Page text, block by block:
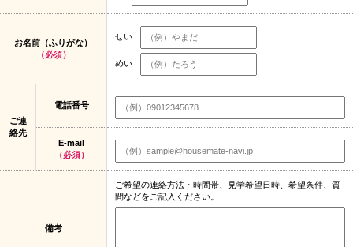
お名前（ふりがな）
（必須）
せい
めい
ご連
絡先
電話番号
E-mail
（必須）
備考
ご希望の連絡方法・時間帯、見学希望日時、希望条件、質
問などをご記入ください。